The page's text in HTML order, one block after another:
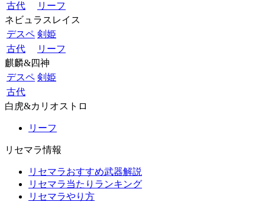
古代
リーフ
ネビュラスレイス
デスペ 剣姫
古代
リーフ
麒麟&四神
デスペ 剣姫
古代
白虎&カリオストロ
リーフ
リセマラ情報
リセマラおすすめ武器解説
リセマラ当たりランキング
リセマラやり方